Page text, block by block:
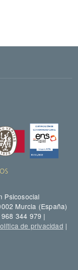
Psicosocial
Murcia (España)
344 979 |
de privacidad |